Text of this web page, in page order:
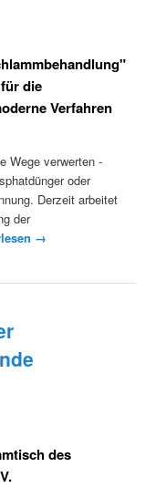
die
Verfahren
Wege verwerten -
oder
Derzeit arbeitet
der
→
des